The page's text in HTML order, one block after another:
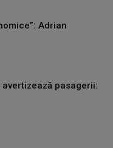
Adrian
pasagerii: